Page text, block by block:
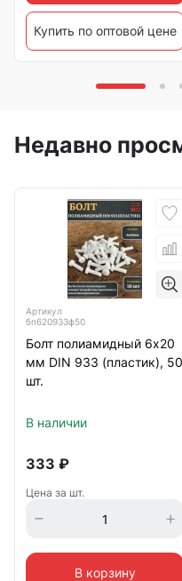
Купить по оптовой цене
Недавно
Артикул
бп620933ф50
Болт полиамидный 6х20
мм DIN 933 (пластик), 50
шт.
В наличии
333 ₽
Цена за шт.
В корзину